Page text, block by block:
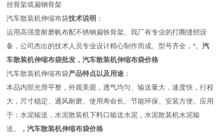
丝骨架或扁钢骨架
汽车散装机伸缩布袋技术说明 ：
运用高强度耐磨帆布配不锈钢扁铁骨架。我厂有专业的打圈缝纫设
备，公司杰出的技术人员专业设计精心制作而成。型号齐全，*。汽
车散装机伸缩布袋批发，汽车散装机伸缩布袋价格
汽车散装机伸缩布袋产品特点以及用途 ：
本品内部光滑平整，外观美观，透气均匀、输送量大，速度快，行程
大，尺寸稳定、通风耐磨、使用寿命长、节能环保、安装方便。应用
于：水泥输送，水泥散装机下料口输送水泥，水泥散装机水泥输
送。
，汽车散装机伸缩布袋价格